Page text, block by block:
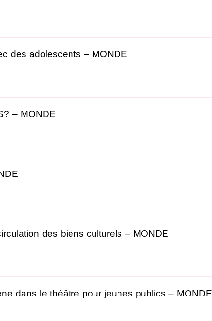
des adolescents – MONDE
– MONDE
des biens culturels – MONDE
dans le théâtre pour jeunes publics – MONDE